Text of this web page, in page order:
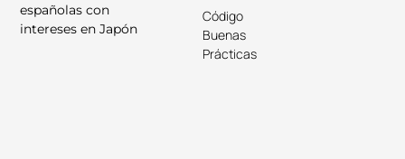
españolas con
intereses en Japón
Código
Buenas
Prácticas